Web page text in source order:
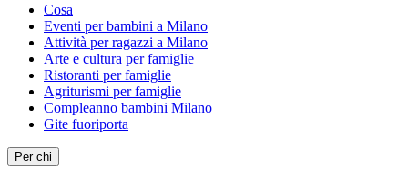
Cosa
Eventi per bambini a Milano
Attività per ragazzi a Milano
Arte e cultura per famiglie
Ristoranti per famiglie
Agriturismi per famiglie
Compleanno bambini Milano
Gite fuoriporta
Per chi